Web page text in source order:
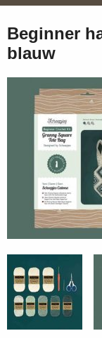
Beginner
blauw